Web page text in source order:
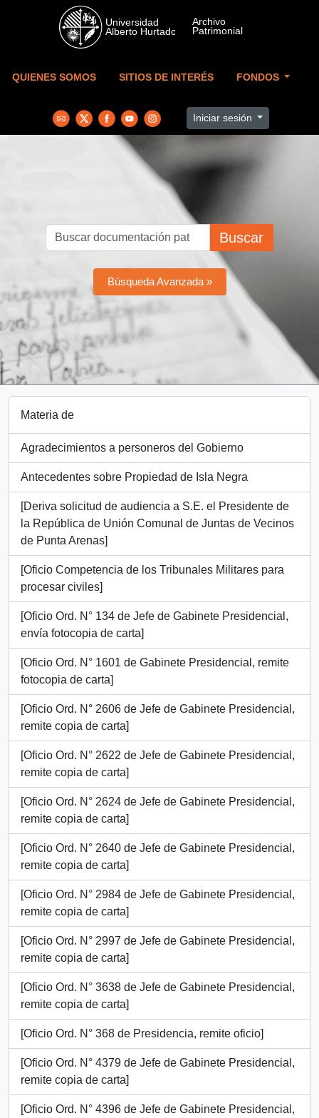
Skip to main content
QUIENES SOMOS SITIOS DE INTERÉS FONDOS
Iniciar sesión
Buscar
Búsqueda Avanzada »
Materia de
Agradecimientos a personeros del Gobierno
Antecedentes sobre Propiedad de Isla Negra
[Deriva solicitud de audiencia a S.E. el Presidente de
la República de Unión Comunal de Juntas de Vecinos
de Punta Arenas]
[Oficio Competencia de los Tribunales Militares para
procesar civiles]
[Oficio Ord. N° 134 de Jefe de Gabinete Presidencial,
envía fotocopia de carta]
[Oficio Ord. N° 1601 de Gabinete Presidencial, remite
fotocopia de carta]
[Oficio Ord. N° 2606 de Jefe de Gabinete Presidencial,
remite copia de carta]
[Oficio Ord. N° 2622 de Jefe de Gabinete Presidencial,
remite copia de carta]
[Oficio Ord. N° 2624 de Jefe de Gabinete Presidencial,
remite copia de carta]
[Oficio Ord. N° 2640 de Jefe de Gabinete Presidencial,
remite copia de carta]
[Oficio Ord. N° 2984 de Jefe de Gabinete Presidencial,
remite copia de carta]
[Oficio Ord. N° 2997 de Jefe de Gabinete Presidencial,
remite copia de carta]
[Oficio Ord. N° 3638 de Jefe de Gabinete Presidencial,
remite copia de carta]
[Oficio Ord. N° 368 de Presidencia, remite oficio]
[Oficio Ord. N° 4379 de Jefe de Gabinete Presidencial,
remite copia de carta]
[Oficio Ord. N° 4396 de Jefe de Gabinete Presidencial,